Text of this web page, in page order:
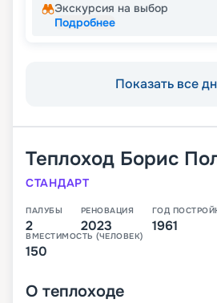
Экскурсия на выбор
Подробнее
Показать все
Теплоход Борис
СТАНДАРТ
ПАЛУБЫ
2
РЕНОВАЦИЯ
2023
ГОД
1961
ВМЕСТИМОСТЬ (ЧЕЛОВЕК)
150
О теплоходе